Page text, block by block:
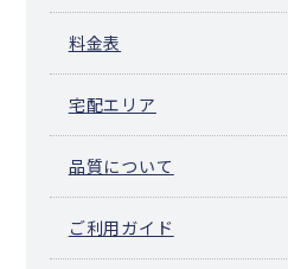
料金表
宅配エリア
品質について
ご利用ガイド